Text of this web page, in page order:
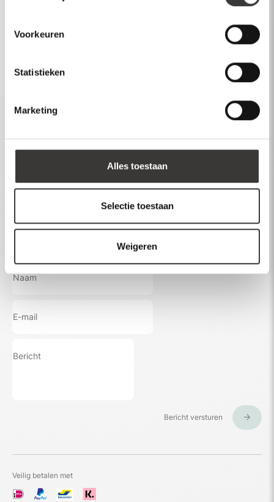
Voorkeuren
Statistieken
Marketing
Alles toestaan
Selectie toestaan
Weigeren
Inspiratie
Klantenservice
Account
Dealer login
Bericht versturen
Veilig betalen met